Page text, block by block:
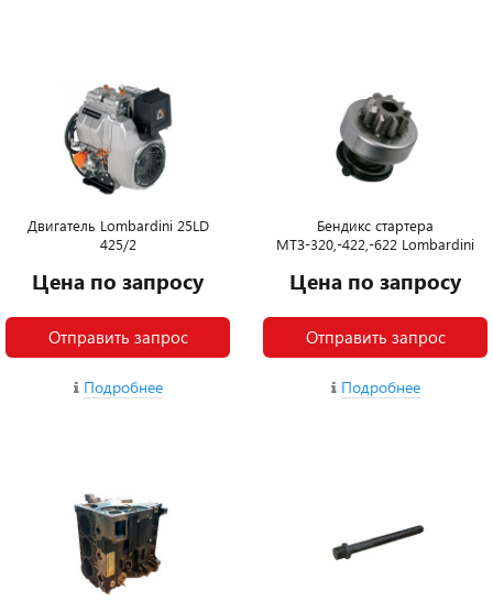
Двигатель Lombardini 25LD
425/2
Цена по запросу
Отправить запрос
Подробнее
Бендикс стартера
МТЗ-320,-422,-622 Lombardini
Цена по запросу
Отправить запрос
Подробнее